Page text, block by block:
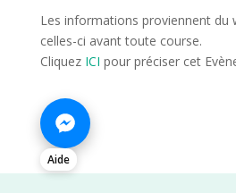
Les informations proviennent du
celles-ci avant toute course.
Cliquez ICI pour préciser cet
Aide